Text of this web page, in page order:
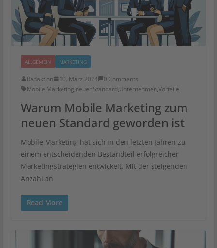
ALLGEMEIN MARKETING
Redaktion 10. März 2024
0 Comments
Mobile Marketing,neuer Standard,Unternehmen,Vorteile
Warum Mobile Marketing zum
neuen Standard geworden ist
Mobile Marketing hat sich in den letzten Jahren zu
einem entscheidenden Bestandteil erfolgreicher
Marketingstrategien entwickelt. Mit der steigenden
Anzahl an
Read More